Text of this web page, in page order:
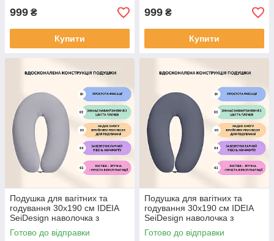
999 ₴
Купити
999 ₴
Купити
Подушка для вагітних та
годування 30х190 см IDEIA
SeiDesign наволочка з
бавовни на блискавці
Готово до відправки
Подушка для вагітних та
годування 30х190 см IDEIA
SeiDesign наволочка з
бавовни на блискавці
Готово до відправки